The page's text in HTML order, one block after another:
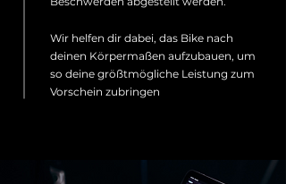
Wir helfen dir dabei, das Bike nach
deinen Körpermaßen aufzubauen, um
so deine größtmögliche Leistung zum
Vorschein zubringen